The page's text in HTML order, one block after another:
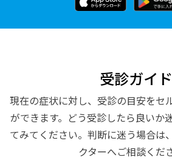
受診ガイド
現在の症状に対し、受診の目安をセ
ができます。どう受診したら良いか
てみてください。判断に迷う場合は
クターへご相談くだ